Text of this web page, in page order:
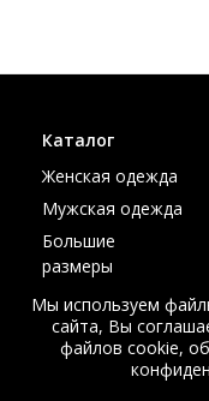
Каталог
Женская одежда
Мужская одежда
Большие
размеры
Акции
Мы используем
сайта, Вы
файлов cookie,